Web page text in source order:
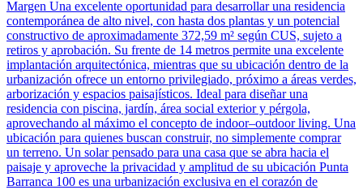
Margen Una excelente oportunidad para desarrollar una residencia
contemporánea de alto nivel, con hasta dos plantas y un potencial
constructivo de aproximadamente 372,59 m² según CUS, sujeto a
retiros y aprobación. Su frente de 14 metros permite una excelente
implantación arquitectónica, mientras que su ubicación dentro de la
urbanización ofrece un entorno privilegiado, próximo a áreas verdes,
arborización y espacios paisajísticos. Ideal para diseñar una
residencia con piscina, jardín, área social exterior y pérgola,
aprovechando al máximo el concepto de indoor–outdoor living. Una
ubicación para quienes buscan construir, no simplemente comprar
un terreno. Un solar pensado para una casa que se abra hacia el
paisaje y aproveche la privacidad y amplitud de su ubicación Punta
Barranca 100 es una urbanización exclusiva en el corazón de